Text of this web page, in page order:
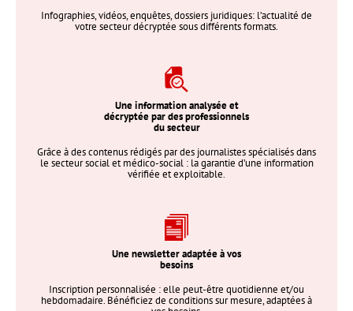
Infographies, vidéos, enquêtes, dossiers juridiques: l’actualité de
votre secteur décryptée sous différents formats.
Une information analysée et
décryptée par des professionnels
du secteur
Grâce à des contenus rédigés par des journalistes spécialisés dans
le secteur social et médico-social : la garantie d’une information
vérifiée et exploitable.
Une newsletter adaptée à vos
besoins
Inscription personnalisée : elle peut-être quotidienne et/ou
hebdomadaire. Bénéficiez de conditions sur mesure, adaptées à